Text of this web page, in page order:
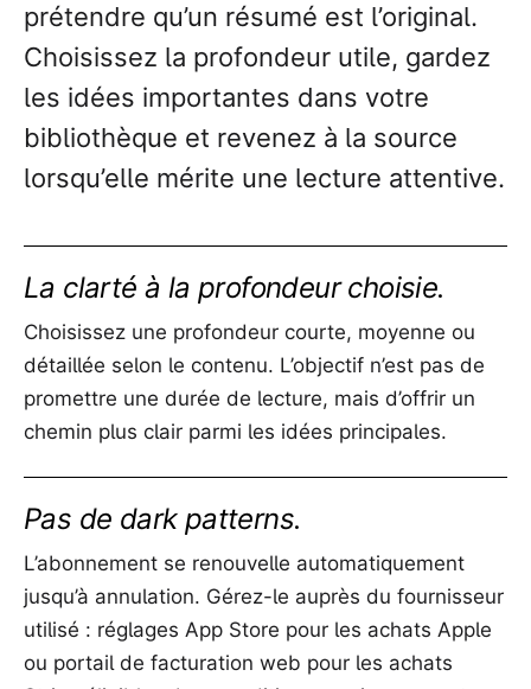
prétendre qu’un résumé est l’original.
Choisissez la profondeur utile, gardez
les idées importantes dans votre
bibliothèque et revenez à la source
lorsqu’elle mérite une lecture attentive.
La clarté à la profondeur choisie.
Choisissez une profondeur courte, moyenne ou
détaillée selon le contenu. L’objectif n’est pas de
promettre une durée de lecture, mais d’offrir un
chemin plus clair parmi les idées principales.
Pas de dark patterns.
L’abonnement se renouvelle automatiquement
jusqu’à annulation. Gérez-le auprès du fournisseur
utilisé : réglages App Store pour les achats Apple
ou portail de facturation web pour les achats